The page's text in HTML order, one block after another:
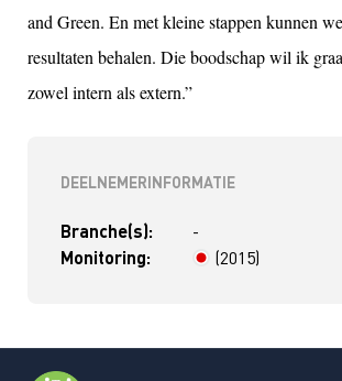
DEELNEMERINFORMATIE
Branche(s): -
Monitoring:
> 4 jaar
(2015)
and Green. En met kleine stappen kunnen
resultaten behalen. Die boodschap wil ik
zowel intern als extern.”